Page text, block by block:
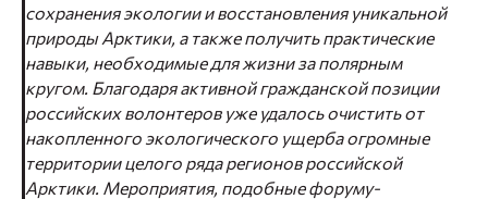
сохранения экологии и восстановления уникальной
природы Арктики, а также получить практические
навыки, необходимые для жизни за полярным
кругом. Благодаря активной гражданской позиции
российских волонтеров уже удалось очистить от
накопленного экологического ущерба огромные
территории целого ряда регионов российской
Арктики. Мероприятия, подобные форуму-